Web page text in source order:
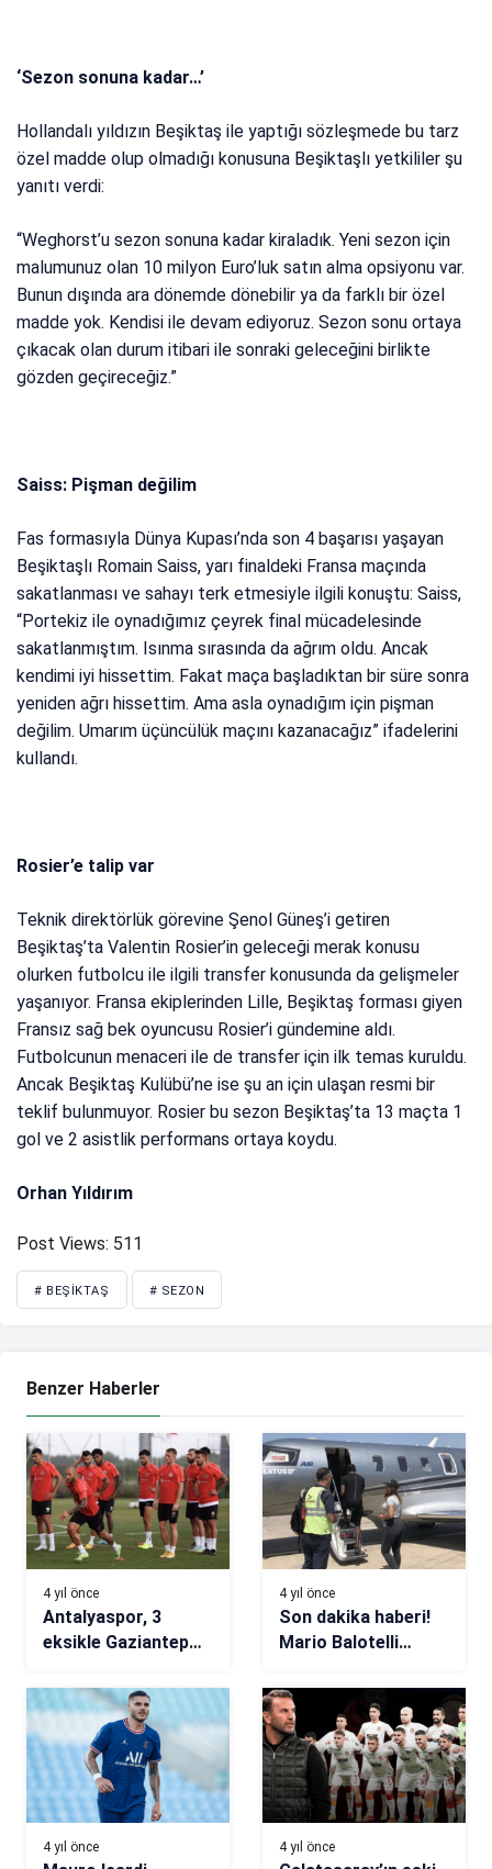
‘Sezon sonuna kadar…’
Hollandalı yıldızın Beşiktaş ile yaptığı sözleşmede bu tarz
özel madde olup olmadığı konusuna Beşiktaşlı yetkililer şu
yanıtı verdi:
“Weghorst’u sezon sonuna kadar kiraladık. Yeni sezon için
malumunuz olan 10 milyon Euro’luk satın alma opsiyonu var.
Bunun dışında ara dönemde dönebilir ya da farklı bir özel
madde yok. Kendisi ile devam ediyoruz. Sezon sonu ortaya
çıkacak olan durum itibari ile sonraki geleceğini birlikte
gözden geçireceğiz.”
Saiss: Pişman değilim
Fas formasıyla Dünya Kupası’nda son 4 başarısı yaşayan
Beşiktaşlı Romain Saiss, yarı finaldeki Fransa maçında
sakatlanması ve sahayı terk etmesiyle ilgili konuştu: Saiss,
“Portekiz ile oynadığımız çeyrek final mücadelesinde
sakatlanmıştım. Isınma sırasında da ağrım oldu. Ancak
kendimi iyi hissettim. Fakat maça başladıktan bir süre sonra
yeniden ağrı hissettim. Ama asla oynadığım için pişman
değilim. Umarım üçüncülük maçını kazanacağız” ifadelerini
kullandı.
Rosier’e talip var
Teknik direktörlük görevine Şenol Güneş’i getiren
Beşiktaş’ta Valentin Rosier’in geleceği merak konusu
olurken futbolcu ile ilgili transfer konusunda da gelişmeler
yaşanıyor. Fransa ekiplerinden Lille, Beşiktaş forması giyen
Fransız sağ bek oyuncusu Rosier’i gündemine aldı.
Futbolcunun menaceri ile de transfer için ilk temas kuruldu.
Ancak Beşiktaş Kulübü’ne ise şu an için ulaşan resmi bir
teklif bulunmuyor. Rosier bu sezon Beşiktaş’ta 13 maçta 1
gol ve 2 asistlik performans ortaya koydu.
Orhan Yıldırım
Post Views: 511
# BEŞIKTAŞ # SEZON
Benzer Haberler
4 yıl önce
Antalyaspor, 3
eksikle Gaziantep
4 yıl önce
Son dakika haberi!
Mario Balotelli
iddiası!
4 yıl önce 4 yıl önce